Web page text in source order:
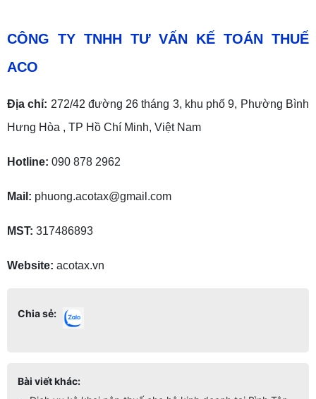
CÔNG TY TNHH TƯ VẤN KẾ TOÁN THUẾ
ACO
Địa chỉ: 272/42 đường 26 tháng 3, khu phố 9, Phường Bình
Hưng Hòa , TP Hồ Chí Minh, Việt Nam
Hotline: 090 878 2962
Mail: phuong.acotax@gmail.com
MST: 317486893
Website: acotax.vn
Chia sẻ:
Bài viết khác: